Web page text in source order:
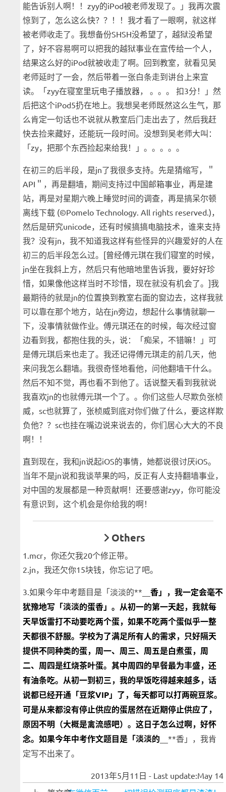
能告诉别人啊！！zyy的iPod被老师发现了。」我再次震
惊到了，怎么这么快？？！！我才看了一眼啊，就这样
被老师收走了。我想备份SHSH没希望了，越狱没希望
了，好不容易啊可以把我的越狱事业在宣传给一个人，
结果这么好的iPod就被收走了啊。回到教室，就看见吴
老师延时了一会，然后带着一张白条走到讲台上来宣
读。「zyy在寝室里玩电子播放器， 。。。 扣3分！」然
后把这个iPod5扔在地上。我想吴老师既然这么生气，那
么肯定一句话也不说就从教室后门走出去了，然后我赶
快去捡来藏好，还能玩一段时间。没想到吴老师大叫：
「zy，把那个东西捡起来给我！」。。。。。
在初三的后半段，是jn了我很多支持。先是猜缩写，＂
API＂，再是翻墙，期间支持过中国邮箱事业，再是建
站，再是对星期六晚上睡觉时间的调查，再是搞呆尔顿
离线下载 (©Pomelo Technology. All rights reserved.)，
然后是研究unicode，还有时候搞搞电脑技术，谁来支持
我？没有jn，我不知道我这样有些怪异的兴趣爱好的人在
初三的后半段怎么过。[曾经傅元琪在我们寝室的时候，
jn坐在我斜上方，然后只有他暗地里告诉我，要好好珍
惜，如果像他这样当时不珍惜，现在就没有机会了。]我
最期待的就是jn的位置换到教室右面的窗边去，这样我就
可以靠在那个地方，站在jn旁边，想起什么事情就聊一
下，没事情就做作业。傅元琪还在的时候，每次经过窗
边看到我，都抱住我的头，说：「痴呆，不错嘛！」可
是傅元琪后来也走了。我还记得傅元琪走的前几天，他
来问我怎么翻墙。我很奇怪地看他，问他翻墙干什么。
然后不知不觉，再也看不到他了。话说整天看到我就说
我喜欢jn的也就傅元琪一个了。。你们这些人尽欺负张桢
威，sc也就算了，张桢威到底对你们做了什么，要这样欺
负他？？sc也挂在嘴边说来说去的，你们居心大大的不良
啊！！
直到现在，我和jn说起iOS的事情，她都说很讨厌iOS。
当年不是jn说和我谈苹果的吗，反正有人支持翻墙事业，
对中国的发展都是一种贡献啊！还要感谢zyy，你可能没
有意识到，这个机会是你给我的啊！
Others
1.mcr，你还欠我20个修正带。
2.jn，我还欠你15块钱，你忘记了吧。
3.如果今年中考题目是「淡淡的**__ 香」，我一定会毫不
犹豫地写「淡淡的蛋香」。从初一的第一天起，我就每
天早饭雷打不动要吃两个蛋，如果不吃两个蛋似乎一整
天都很不舒服。学校为了满足所有人的需求，只好隔天
提供不同种类的蛋，周一、周三、周五是白煮蛋，周
二、周四是红烧茶叶蛋。其中周四的早餐最为丰盛，还
有油条吃。从初一到初三，我的早饭吃得越来越多，话
说都已经开通「豆浆VIP」了，每天都可以打两碗豆浆。
可是从来都没有停止供应的蛋居然在近期停止供应了，
原因不明（大概是禽流感吧）。这日子怎么过啊，好怀
念。如果今年中考作文题目是「淡淡的 __**香」，我肯
定写不出来了。
2013年5月11日 - Last update:May 14